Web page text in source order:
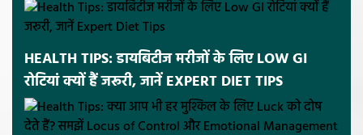
HEALTH TIPS: डायबिटीज मरीजों के लिए LOW GI
रोटियां क्यों हैं जरूरी, जानें EXPERT DIET TIPS